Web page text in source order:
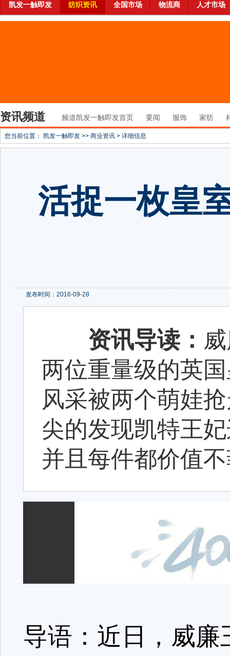
凯发一触即发 纺织资讯 全国市场 物流商 人才市场
资讯频道 频道凯发一触即发首页 要闻 服饰 家纺
您当前位置： 凯发一触即发 >> 商业资讯 > 详细信息
活捉一枚皇
发布时间：2016-09-28
资讯导读：
两位重量级的英
风采被两个萌娃
尖的发现凯特王
并且每件都价值
导语：近日，威